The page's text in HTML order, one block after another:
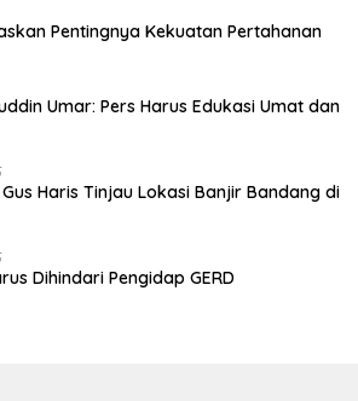
Pentingnya Kekuatan Pertahanan
Umar: Pers Harus Edukasi Umat dan
Haris Tinjau Lokasi Banjir Bandang di
Dihindari Pengidap GERD